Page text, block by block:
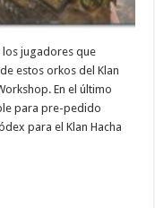
los jugadores que
estos orkos del Klan
En el último
para pre-pedido
para el Klan Hacha